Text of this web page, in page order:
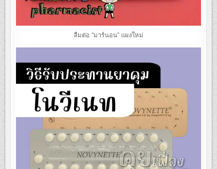
ลืมต่อ “มาร์นอน” แผงใหม่